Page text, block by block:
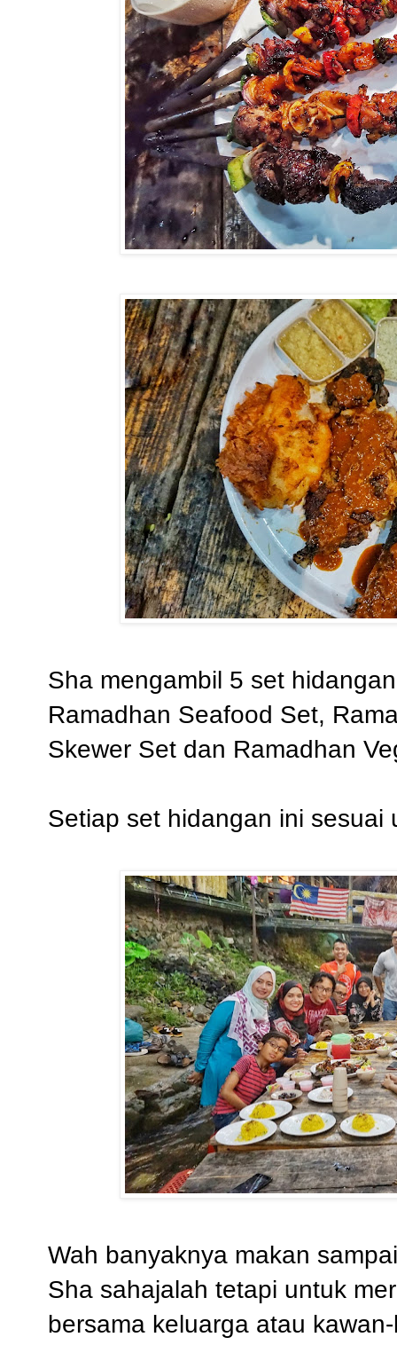
Sha mengambil 5 set
Ramadhan Seafood Set,
Skewer Set dan Ramadhan
Setiap set hidangan ini
Wah banyaknya makan
Sha sahajalah tetapi untuk
bersama keluarga atau